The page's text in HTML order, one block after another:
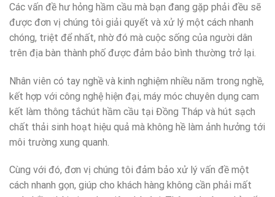
Các vấn đề hư hỏng hầm cầu mà bạn đang gặp phải đều sẽ
được đơn vị chúng tôi giải quyết và xử lý một cách nhanh
chóng, triệt để nhất, nhờ đó mà cuộc sống của người dân
trên địa bàn thành phố được đảm bảo bình thường trở lại.
Nhân viên có tay nghề và kinh nghiệm nhiều năm trong nghề,
kết hợp với công nghệ hiện đại, máy móc chuyên dụng cam
kết làm thông tắchút hầm cầu tại Đồng Tháp và hút sạch
chất thải sinh hoạt hiệu quả mà không hề làm ảnh hưởng tới
môi trường xung quanh.
Cùng với đó, đơn vị chúng tôi đảm bảo xử lý vấn đề một
cách nhanh gọn, giúp cho khách hàng không cần phải mất